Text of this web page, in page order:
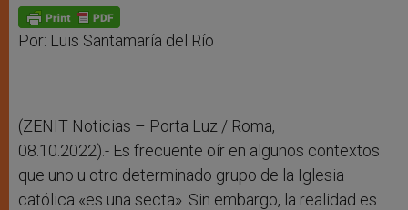
p
p
g
e
r
o
k
Por: Luis Santamaría del Río
(ZENIT Noticias – Porta Luz / Roma,
08.10.2022).- Es frecuente oír en algunos contextos
que uno u otro determinado grupo de la Iglesia
católica «es una secta». Sin embargo, la realidad es